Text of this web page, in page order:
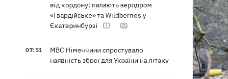
від кордону: палають аеродром
«Гвардійське» та Wildberries у
Єкатеринбурзі
07:51
МВС Німеччини спростувало
наявність зброї для України на літаку